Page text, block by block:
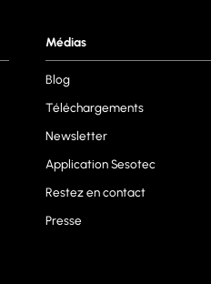
Médias
Blog
Téléchargements
Newsletter
Application Sesotec
Restez en contact
Presse